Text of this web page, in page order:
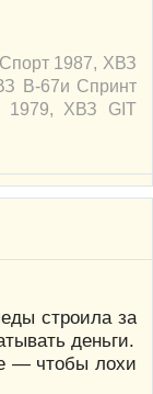
1987, ХВЗ
В-67и Спринт
1979, ХВЗ GIT
строила за
деньги.
— чтобы лохи